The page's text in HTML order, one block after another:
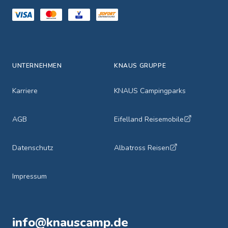
UNTERNEHMEN
Karriere
AGB
Datenschutz
Impressum
KNAUS GRUPPE
KNAUS Campingparks
Eifelland Reisemobile
Albatross Reisen
info@knauscamp.de